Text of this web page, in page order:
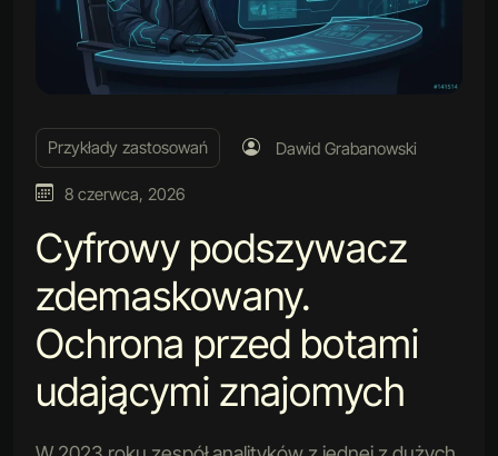
Przykłady zastosowań Dawid Grabanowski
8 czerwca, 2026
Cyfrowy podszywacz
zdemaskowany.
Ochrona przed botami
udającymi znajomych